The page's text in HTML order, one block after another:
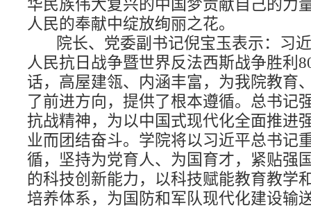
华民族伟大复兴的中国梦贡献自己的力
人民的奉献中绽放绚丽之花。
院长、党委副书记倪宝玉表示：习
人民抗日战争暨世界反法西斯战争胜利
话，高屋建瓴、内涵丰富，为我院教育
了前进方向，提供了根本遵循。总书记
抗战精神，为以中国式现代化全面推进
业而团结奋斗。学院将以习近平总书记
循，坚持为党育人、为国育才，紧贴强
的科技创新能力，以科技赋能教育教学
培养体系，为国防和军队现代化建设输